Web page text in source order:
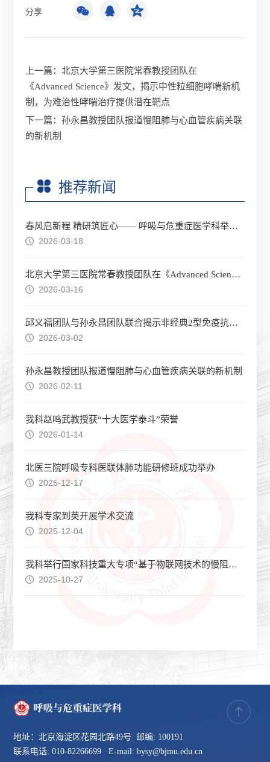
分享
上一篇：北京大学第三医院常春教授团队在
《Advanced Science》发文，揭示中性粒细胞哮喘新机
制，为难治性哮喘治疗提供潜在靶点
下一篇：孙永昌教授团队报道慢阻肺与心血管疾病关联
的新机制
推荐新闻
春风启新程 精研筑匠心—— 呼吸与危重症医学科举行2026年春季进修医师入科迎新会
2026-03-18
北京大学第三医院常春教授团队在《Advanced Science》发文，揭示中性粒细胞哮喘新机制，为难治性哮喘治疗提供潜在靶点
2026-03-16
邱义福团队与孙永昌团队联合揭示非经典2型免疫抗衰老新机制，为慢性呼吸疾病干预提供潜在分子靶点
2026-03-02
孙永昌教授团队报道慢阻肺与心血管疾病关联的新机制
2026-02-11
我科赵鸣武教授获“十大医学泰斗”荣誉
2026-01-14
北医三院呼吸专科医联体肺功能研修班成功举办
2025-12-17
我科专家到英开展学术交流
2025-12-04
我科举行国家科技重大专项“基于物联网技术的慢阻肺病合并症中西医结合全程管理平台构建 ”项目启动会
2025-10-27
地址：北京海淀区花园北路49号 邮编: 100191
联系电话: 010-82266699 E-mail: bysy@bjmu.edu.cn